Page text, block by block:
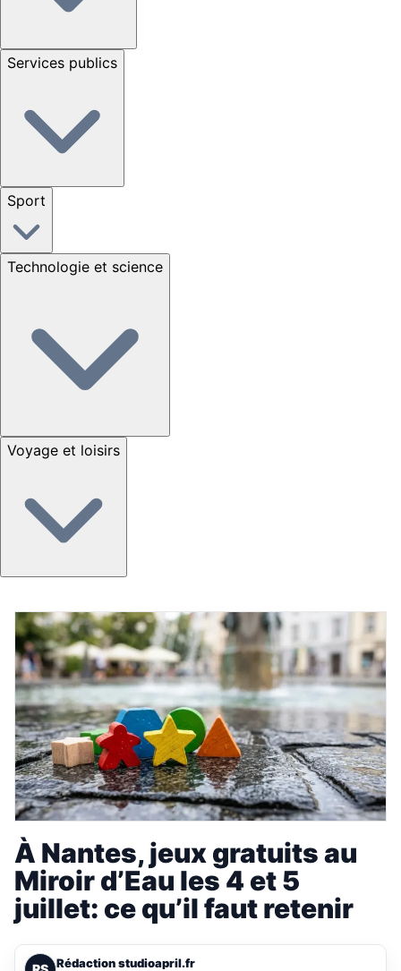
Services publics
Sport
Technologie et science
Voyage et loisirs
À Nantes, jeux gratuits au
Miroir d’Eau les 4 et 5
juillet: ce qu’il faut retenir
Rédaction studioapril.fr